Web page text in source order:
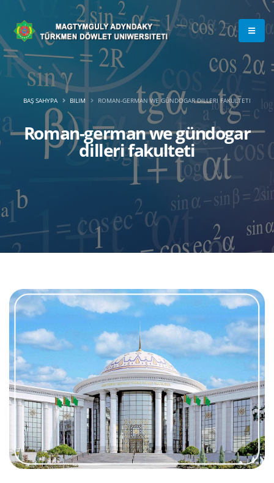
Roman-german we gündogar
dilleri fakulteti
BAŞ SAHYPA BILIM ROMAN-GERMAN WE GÜNDOGAR DILLERI FAKULTETI